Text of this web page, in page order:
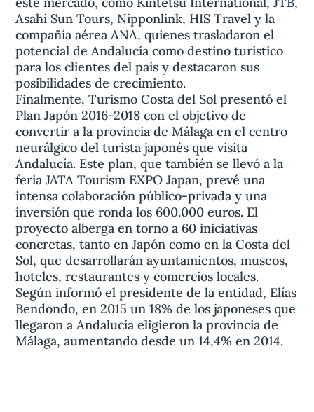
Asahi Sun Tours, Nipponlink, HIS Travel y la
compañía aérea ANA, quienes trasladaron el
potencial de Andalucía como destino turístico
para los clientes del país y destacaron sus
posibilidades de crecimiento.
Finalmente, Turismo Costa del Sol presentó el
Plan Japón 2016-2018 con el objetivo de
convertir a la provincia de Málaga en el centro
neurálgico del turista japonés que visita
Andalucía. Este plan, que también se llevó a la
feria JATA Tourism EXPO Japan, prevé una
intensa colaboración público-privada y una
inversión que ronda los 600.000 euros. El
proyecto alberga en torno a 60 iniciativas
concretas, tanto en Japón como en la Costa del
Sol, que desarrollarán ayuntamientos, museos,
hoteles, restaurantes y comercios locales.
Según informó el presidente de la entidad, Elías
Bendondo, en 2015 un 18% de los japoneses que
llegaron a Andalucía eligieron la provincia de
Málaga, aumentando desde un 14,4% en 2014.